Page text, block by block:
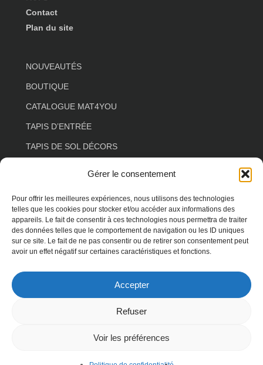
Gérer le consentement
Pour offrir les meilleures expériences, nous utilisons des technologies
telles que les cookies pour stocker et/ou accéder aux informations des
appareils. Le fait de consentir à ces technologies nous permettra de traiter
des données telles que le comportement de navigation ou les ID uniques
sur ce site. Le fait de ne pas consentir ou de retirer son consentement peut
avoir un effet négatif sur certaines caractéristiques et fonctions.
Accepter
Refuser
Voir les préférences
Contact
Plan du site
NOUVEAUTÉS
BOUTIQUE
CATALOGUE MAT4YOU
TAPIS D’ENTRÉE
TAPIS DE SOL DÉCORS
TAPIS DE SOL SALON
TAPIS DE SOL FLORAL
TAPIS DE SOL FORME SPÉCIALE
TAPIS DE SOL TERRASSE